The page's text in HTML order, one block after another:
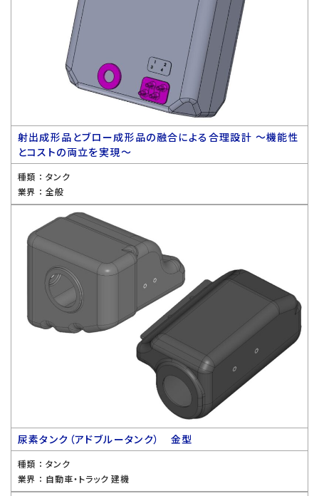
射出成形品とブロー成形品の融合による合理設計 〜機能性
とコストの両立を実現〜
種類 ： タンク
業界 ： 全般
尿素タンク（アドブルータンク） 金型
種類 ： タンク
業界 ： 自動車・トラック 建機